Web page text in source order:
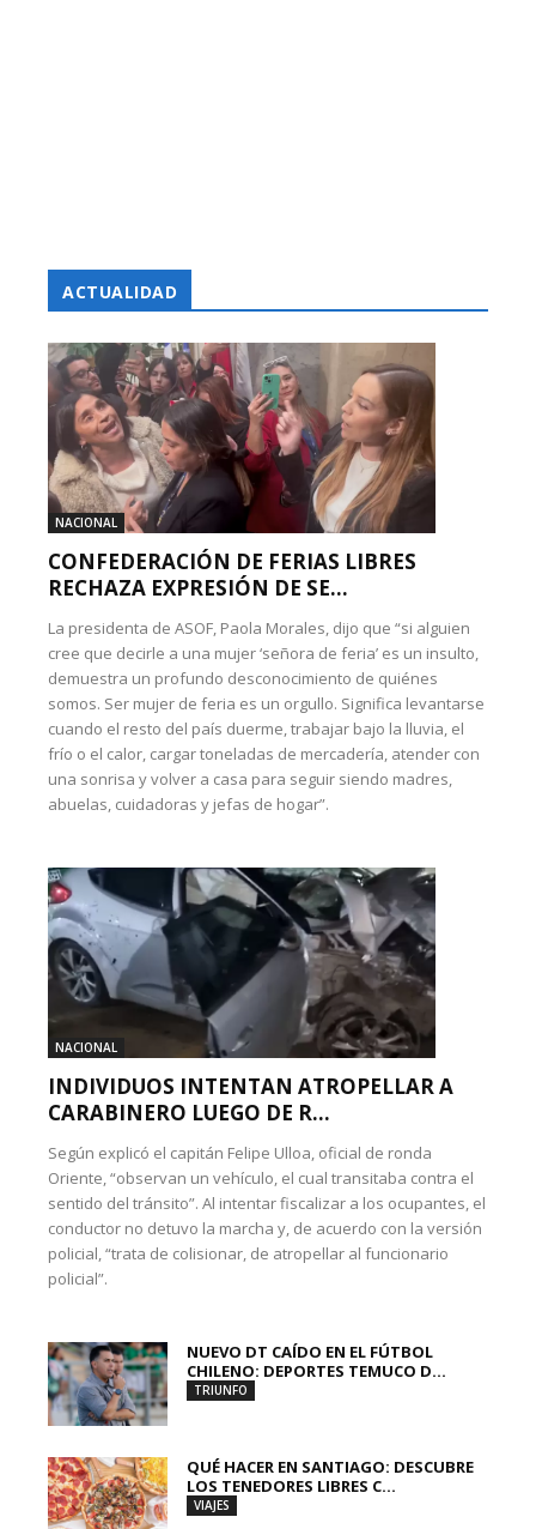
ACTUALIDAD
NACIONAL
CONFEDERACIÓN DE FERIAS LIBRES
RECHAZA EXPRESIÓN DE SE...
La presidenta de ASOF, Paola Morales, dijo que “si alguien
cree que decirle a una mujer ‘señora de feria’ es un insulto,
demuestra un profundo desconocimiento de quiénes
somos. Ser mujer de feria es un orgullo. Significa levantarse
cuando el resto del país duerme, trabajar bajo la lluvia, el
frío o el calor, cargar toneladas de mercadería, atender con
una sonrisa y volver a casa para seguir siendo madres,
abuelas, cuidadoras y jefas de hogar”.
NACIONAL
INDIVIDUOS INTENTAN ATROPELLAR A
CARABINERO LUEGO DE R...
Según explicó el capitán Felipe Ulloa, oficial de ronda
Oriente, “observan un vehículo, el cual transitaba contra el
sentido del tránsito”. Al intentar fiscalizar a los ocupantes, el
conductor no detuvo la marcha y, de acuerdo con la versión
policial, “trata de colisionar, de atropellar al funcionario
policial”.
NUEVO DT CAÍDO EN EL FÚTBOL
CHILENO: DEPORTES TEMUCO D...
TRIUNFO
QUÉ HACER EN SANTIAGO: DESCUBRE
LOS TENEDORES LIBRES C...
VIAJES